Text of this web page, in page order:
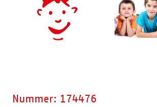
Nummer: 174476